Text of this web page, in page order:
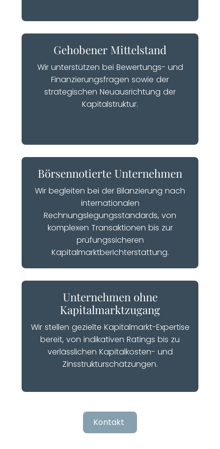
Gehobener Mittelstand
Wir unterstützen bei Bewertungs- und
Finanzierungsfragen sowie der
strategischen Neuausrichtung der
Kapitalstruktur.
Börsennotierte Unternehmen
Wir begleiten bei der Bilanzierung nach
internationalen
Rechnungslegungsstandards, von
komplexen Transaktionen bis zur
prüfungssicheren
Kapitalmarktberichterstattung.
Unternehmen ohne
Kapitalmarktzugang
Wir stellen gezielte Kapitalmarkt-Expertise
bereit, von indikativen Ratings bis zu
verlässlichen Kapitalkosten- und
Zinsstrukturschätzungen.
Kontakt